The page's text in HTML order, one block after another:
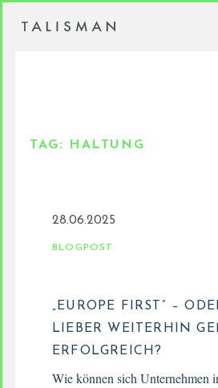
TAG: HALTUNG
28.06.2025
BLOGPOST
„EUROPE FIRST“ –
LIEBER WEITERHIN
ERFOLGREICH?
Wie können sich Unternehmen